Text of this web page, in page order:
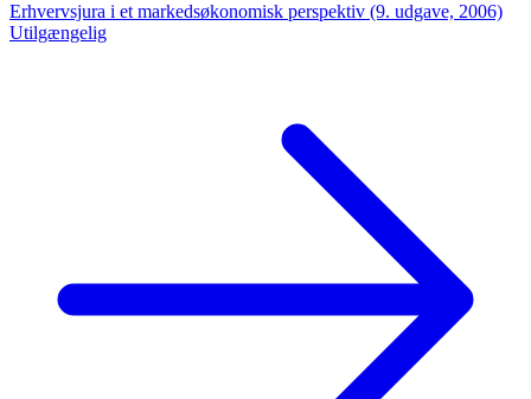
Erhvervsjura i et markedsøkonomisk perspektiv (9. udgave, 2006)
Utilgængelig